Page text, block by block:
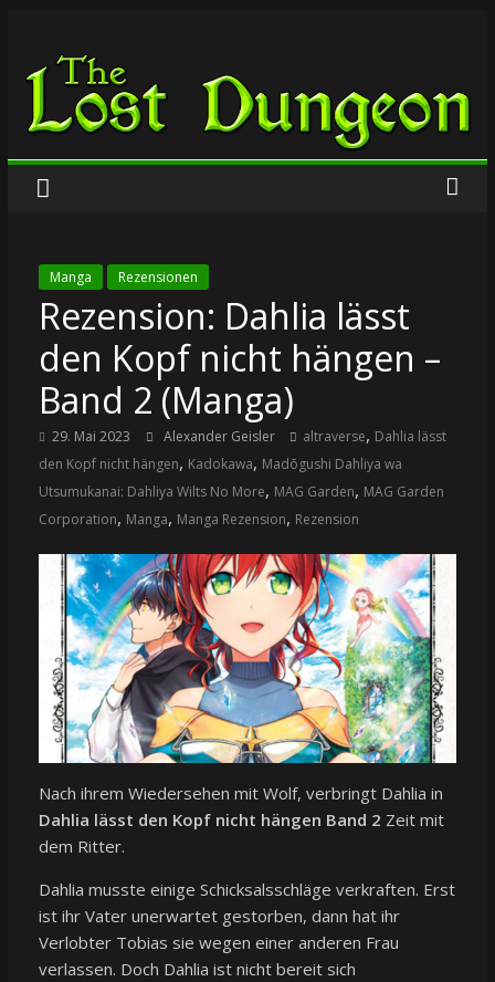
springen
The
Lost
Dungeon
Manga Rezensionen
Rezension: Dahlia lässt
den Kopf nicht hängen –
Band 2 (Manga)
29. Mai 2023 Alexander Geisler altraverse, Dahlia lässt
den Kopf nicht hängen, Kadokawa, Madōgushi Dahliya wa
Utsumukanai: Dahliya Wilts No More, MAG Garden, MAG Garden
Corporation, Manga, Manga Rezension, Rezension
Nach ihrem Wiedersehen mit Wolf, verbringt Dahlia in
Dahlia lässt den Kopf nicht hängen Band 2 Zeit mit
dem Ritter.
Dahlia musste einige Schicksalsschläge verkraften. Erst
ist ihr Vater unerwartet gestorben, dann hat ihr
Verlobter Tobias sie wegen einer anderen Frau
verlassen. Doch Dahlia ist nicht bereit sich